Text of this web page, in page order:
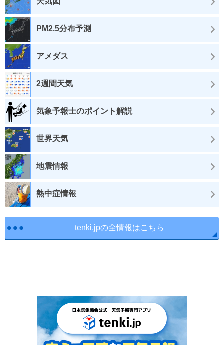
PM2.5分布予測
アメダス
2週間天気
気象予報士のポイント解説
世界天気
地震情報
熱中症情報
tenki.jpの全情報はこちら